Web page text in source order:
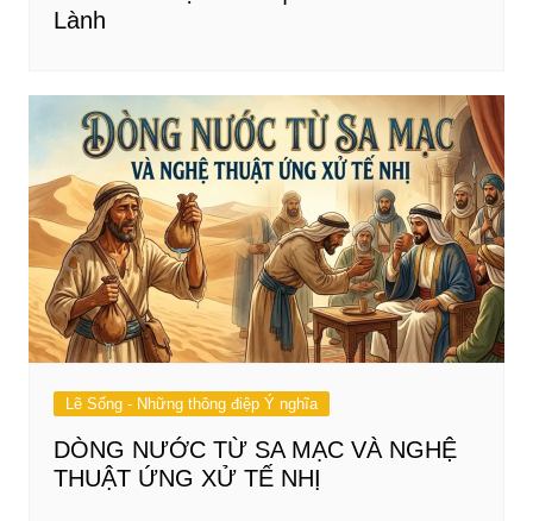
Lành
Lẽ Sống - Những thông điệp Ý nghĩa
DÒNG NƯỚC TỪ SA MẠC VÀ NGHỆ
THUẬT ỨNG XỬ TẾ NHỊ